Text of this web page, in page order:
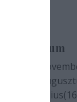
Archívum
2020
2020
2020 július(16